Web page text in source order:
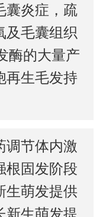
囊炎症，疏
及毛囊组织
酶的大量产
再生毛发持
调节体内激
根固发阶段
生萌发提供
新生萌发提